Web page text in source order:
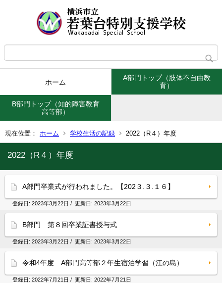
ホーム
A部門トップ（肢体不自由教
育）
B部門トップ（知的障害教育
高等部）
現在位置： ホーム 学校生活の記録 2022（R４）年度
2022（R４）年度
A部門卒業式が行われました。【202３.３.１６】
登録日: 2023年3月22日 / 更新日: 2023年3月22日
B部門 第８回卒業証書授与式
登録日: 2023年3月22日 / 更新日: 2023年3月22日
令和4年度 A部門高等部２年生宿泊学習（江の島）
登録日: 2022年7月21日 / 更新日: 2022年7月21日